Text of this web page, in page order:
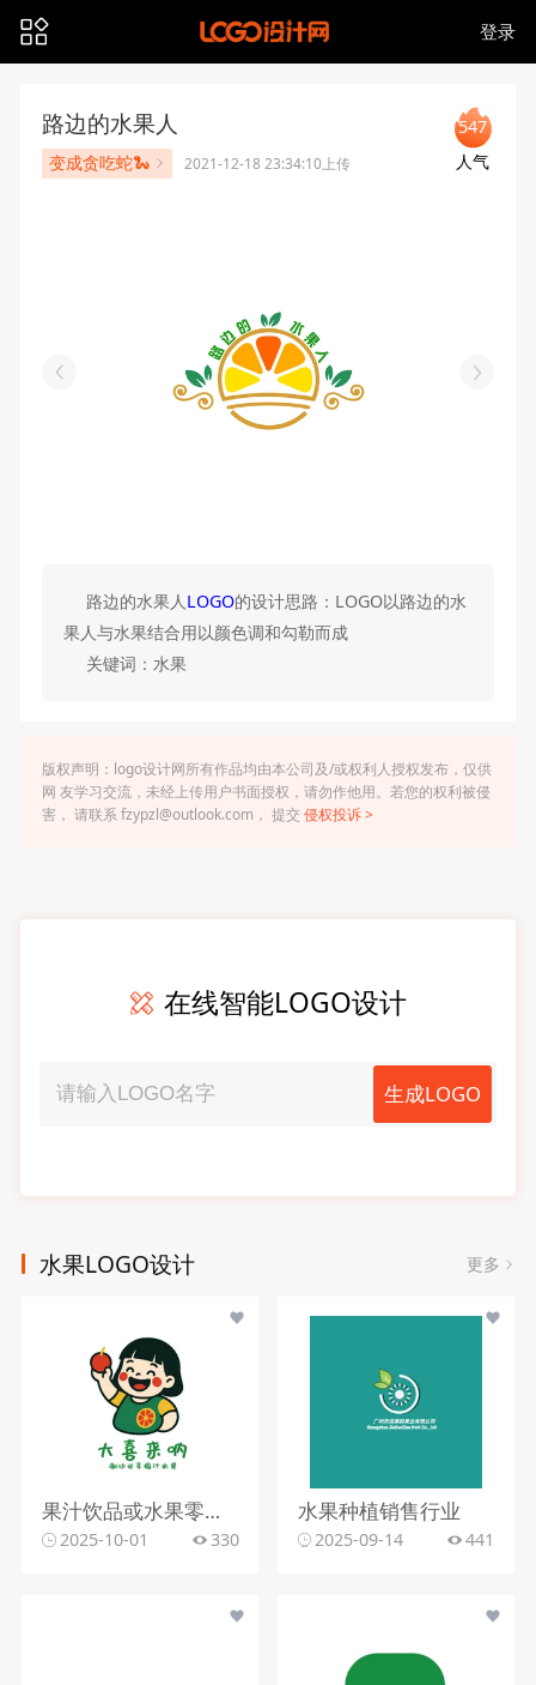
登录
路边的水果人
变成贪吃蛇🐍 2021-12-18 23:34:10上传
547
人气
路边的水果人 LOGO的设计思路：LOGO以路边的水
果人与水果结合用以颜色调和勾勒而成
关键词：水果
版权声明：logo设计网所有作品均由本公司及/或权利人授权发布，仅供
网 友学习交流，未经上传用户书面授权，请勿作他用。若您的权利被侵
害， 请联系 fzypzl@outlook.com， 提交 侵权投诉 >
在线智能LOGO设计
生成LOGO
水果LOGO设计 更多
果汁饮品或水果零售行业
2025-10-01 330
水果种植销售行业
2025-09-14 441